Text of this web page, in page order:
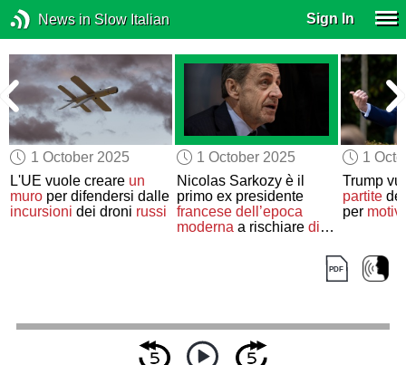
News in Slow Italian Sign In
1 October 2025
L'UE vuole creare un
muro per difendersi dalle
incursioni dei droni russi
1 October 2025
Nicolas Sarkozy è il
primo ex presidente
francese dell’epoca
modernaa rischiare di
1
Trump
partite
per